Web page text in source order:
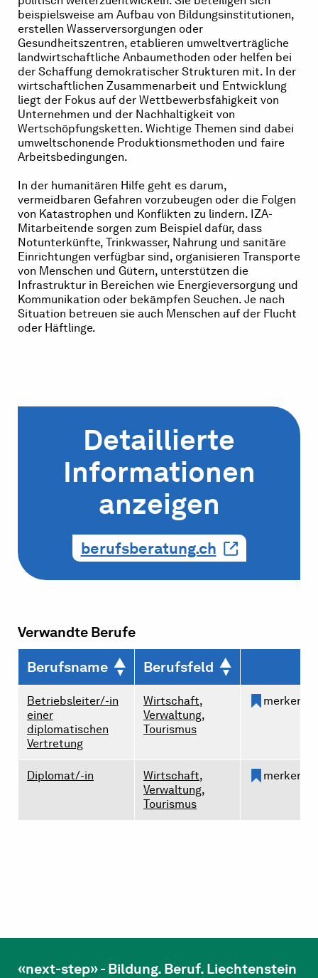
beispielsweise am Aufbau von Bildungsinstitutionen,
erstellen Wasserversorgungen oder
Gesundheitszentren, etablieren umweltverträgliche
landwirtschaftliche Anbaumethoden oder helfen bei
der Schaffung demokratischer Strukturen mit. In der
wirtschaftlichen Zusammenarbeit und Entwicklung
liegt der Fokus auf der Wettbewerbsfähigkeit von
Unternehmen und der Nachhaltigkeit von
Wertschöpfungsketten. Wichtige Themen sind dabei
umweltschonende Produktionsmethoden und faire
Arbeitsbedingungen.
In der humanitären Hilfe geht es darum,
vermeidbaren Gefahren vorzubeugen oder die Folgen
von Katastrophen und Konflikten zu lindern. IZA-
Mitarbeitende sorgen zum Beispiel dafür, dass
Notunterkünfte, Trinkwasser, Nahrung und sanitäre
Einrichtungen verfügbar sind, organisieren Transporte
von Menschen und Gütern, unterstützen die
Infrastruktur in Bereichen wie Energieversorgung und
Kommunikation oder bekämpfen Seuchen. Je nach
Situation betreuen sie auch Menschen auf der Flucht
oder Häftlinge.
Detaillierte
Informationen
anzeigen
berufsberatung.ch
Verwandte Berufe
Berufsname Berufsfeld
Betriebsleiter/-in
einer
diplomatischen
Vertretung
Wirtschaft,
Verwaltung,
Tourismus
merken
Diplomat/-in
Wirtschaft,
Verwaltung,
Tourismus
merken
«next-step» - Bildung. Beruf. Liechtenstein